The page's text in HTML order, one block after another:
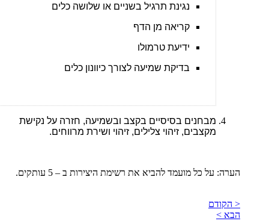
נגינת תרגיל בשניים או שלושה כלים
קריאה מן הדף
ידיעת טרמולו
בדיקת שמיעה לצורך כיוונון כלים
מבחנים בסיסיים בקצב ובשמיעה, חזרה על נקישת
מקצבים, זיהוי צלילים, זיהוי ושירת מרווחים.
הערה: על כל מועמד להביא את רשימת היצירות ב – 5 עותקים.
< הקודם
הבא >